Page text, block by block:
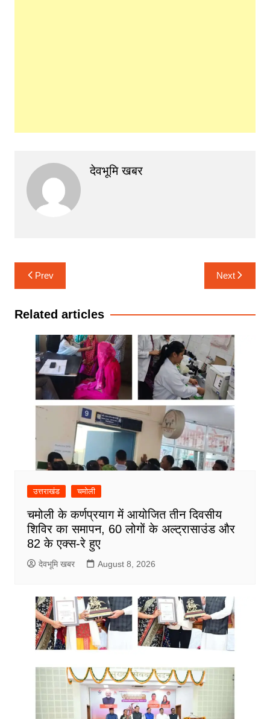
देवभूमि खबर
Post
navigation
Prev Next
Related articles
उत्तराखंड चमोली
चमोली के कर्णप्रयाग में आयोजित तीन दिवसीय
शिविर का समापन, 60 लोगों के अल्ट्रासाउंड और
82 के एक्स-रे हुए
देवभूमि खबर August 8, 2026